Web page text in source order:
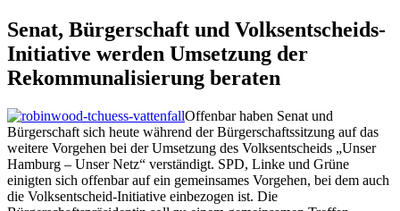
Senat, Bürgerschaft und Volksentscheids-
Initiative werden Umsetzung der
Rekommunalisierung beraten
Offenbar haben Senat und
Bürgerschaft sich heute während der Bürgerschaftssitzung auf das
weitere Vorgehen bei der Umsetzung des Volksentscheids „Unser
Hamburg – Unser Netz“ verständigt. SPD, Linke und Grüne
einigten sich offenbar auf ein gemeinsames Vorgehen, bei dem auch
die Volksentscheid-Initiative einbezogen ist. Die